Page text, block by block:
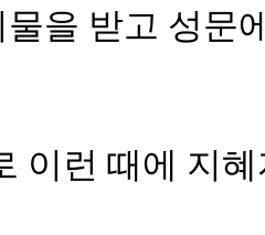
을 받고 성문
이런 때에 지